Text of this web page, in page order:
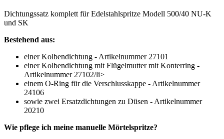
Dichtungssatz komplett für Edelstahlspritze Modell 500/40 NU-K
und SK
Bestehend aus:
einer Kolbendichtung - Artikelnummer 27101
einer Kolbendichtung mit Flügelmutter mit Konterring -
Artikelnummer 27102/li>
einem O-Ring für die Verschlusskappe - Artikelnummer
24106
sowie zwei Ersatzdichtungen zu Düsen - Artikelnummer
20210
Wie pflege ich meine manuelle Mörtelspritze?